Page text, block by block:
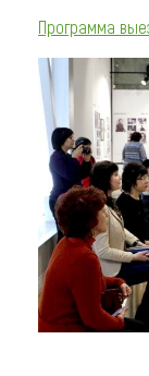
Программа